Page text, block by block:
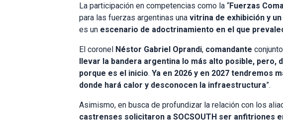
La participación en competencias como la “Fuerzas
para las fuerzas argentinas una vitrina de exhibición y
es un escenario de adoctrinamiento en el que
El coronel Néstor Gabriel Oprandi, comandante
llevar la bandera argentina lo más alto posible, pero,
porque es el inicio. Ya en 2026 y en 2027 tendremos
donde hará calor y desconocen la infraestructura”.
Asimismo, en busca de profundizar la relación con los
castrenses solicitaron a SOCSOUTH ser anfitriones